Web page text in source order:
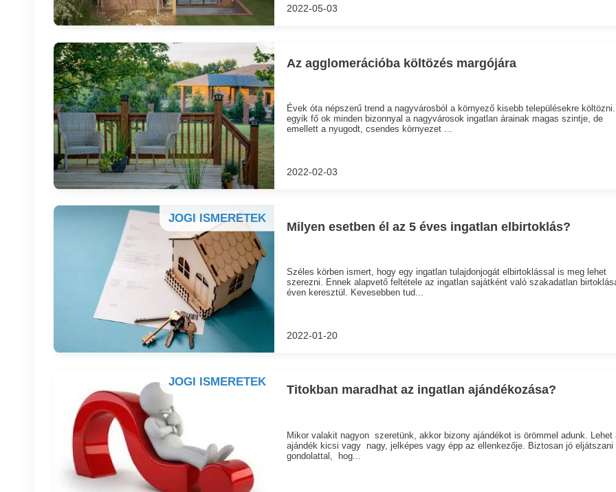
2022-05-03
Az agglomerációba költözés margójára
Évek óta népszerű trend a nagyvárosból a környező kisebb településekre
egyik fő ok minden bizonnyal a nagyvárosok ingatlan árainak magas szintje, de
emellett a nyugodt, csendes környezet ...
2022-02-03
JOGI ISMERETEK
Milyen esetben él az 5 éves ingatlan elbirtoklás?
Széles körben ismert, hogy egy ingatlan tulajdonjogát elbirtoklással is meg lehet
szerezni. Ennek alapvető feltétele az ingatlan sajátként való szakadatlan
éven keresztül. Kevesebben tud...
2022-01-20
JOGI ISMERETEK
Titokban maradhat az ingatlan ajándékozása?
Mikor valakit nagyon szeretünk, akkor bizony ajándékot is örömmel adunk. Lehet
ajándék kicsi vagy nagy, jelképes vagy épp az ellenkezője. Biztosan jó eljátszani
gondolattal, hog...